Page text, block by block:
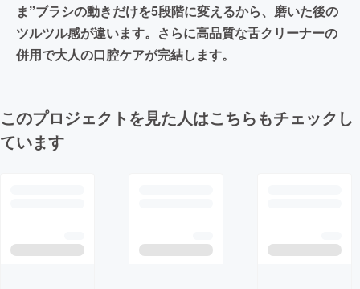
ま”ブラシの動きだけを5段階に変えるから、磨いた後の
ツルツル感が違います。さらに高品質な舌クリーナーの
併用で大人の口腔ケアが完結します。
このプロジェクトを見た人はこちらもチェックし
ています